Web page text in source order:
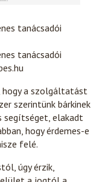
tanácsadói
tanácsadói
hogy a szolgáltatást
szerintünk bárkinek
segítséget, elakadt
hogy érdemes-e
felé.
úgy érzik,